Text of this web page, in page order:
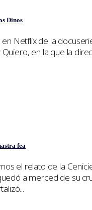
Dinos
Netflix de la
en la que la
fea
el relato de la
a merced de su